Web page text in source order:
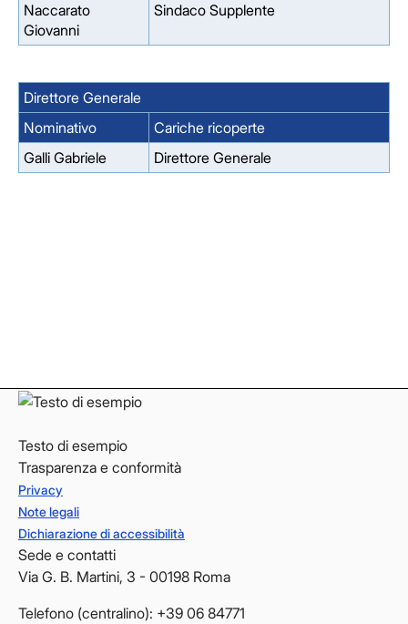
Naccarato
Giovanni
Sindaco Supplente
Direttore Generale
Nominativo
Cariche ricoperte
Galli Gabriele
Direttore Generale
Testo di esempio
Trasparenza e conformità
Privacy
Note legali
Dichiarazione di accessibilità
Sede e contatti
Via G. B. Martini, 3 - 00198 Roma
Telefono (centralino): +39 06 84771